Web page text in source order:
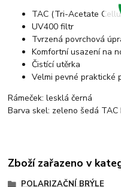
TAC (Tri-Acetate
UV400 filtr
Tvrzená povrchová
Komfortní usazení na
Čistící utěrka
Velmi pevné praktické
Rámeček: lesklá černá
Barva skel: zeleno šedá TAC
Zboží zařazeno v
POLARIZAČNÍ BRÝLE